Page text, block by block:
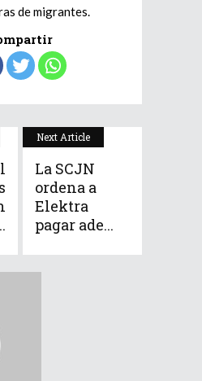
de migrantes.
Next Article
La SCJN
ordena a
Elektra
pagar ade...